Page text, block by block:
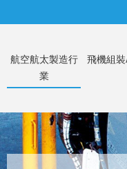
航空航太製造行
業
飛機組